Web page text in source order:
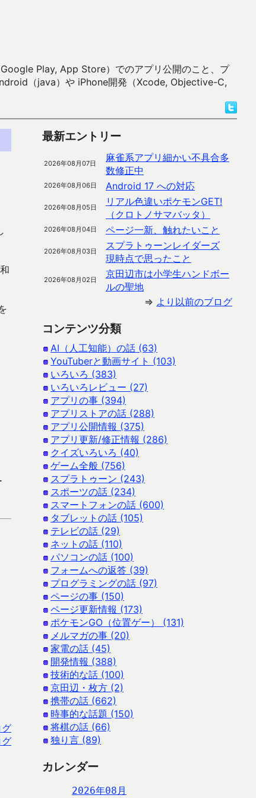
Play, App Store）でのアプリ公開のこと、プ
（java）や iPhone開発（Xcode, Objective-C,
最新エントリー
2026年08月07日
麻雀系アプリ細かい不具合多
数修正中
2026年08月06日 Android 17 への対応
2026年08月05日
リアル色違いポケモンGET!
（クロトノサマバッタ）
2026年08月04日 ページ一新、触れたいこと
2026年08月03日
スプラトゥーンレイダーズ
現時点で思ったこと
2026年08月02日
京田辺市は小学生ハンドボー
ルの聖地
⇒ より以前のブログ
コンテンツ分類
AI（人工知能）の話 (63)
YouTuberと動画サイト (103)
いろいろ (383)
いろいろレビュー (27)
アプリの事 (394)
アプリストアの話 (288)
アプリ公開情報 (375)
アプリ更新/修正情報 (286)
クイズいろいろ (40)
ゲーム全般 (756)
スプラトゥーン (243)
スポーツの話 (234)
スマートフォンの話 (600)
タブレットの話 (105)
テレビの話 (29)
ネットの話 (110)
パソコンの話 (100)
フォームへの返答 (39)
プログラミングの話 (97)
ページの事 (150)
ページ更新情報 (173)
ポケモンGO（位置ゲー） (131)
メルマガの事 (20)
家電の話 (45)
開発情報 (388)
技術的な話 (100)
京田辺・枚方 (2)
携帯の話 (662)
時事的な話題 (150)
将棋の話 (66)
独り言 (89)
カレンダー
2026年08月